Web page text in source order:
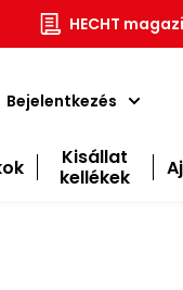
HECHT
Bejelentkezés
Kisállat
kellékek